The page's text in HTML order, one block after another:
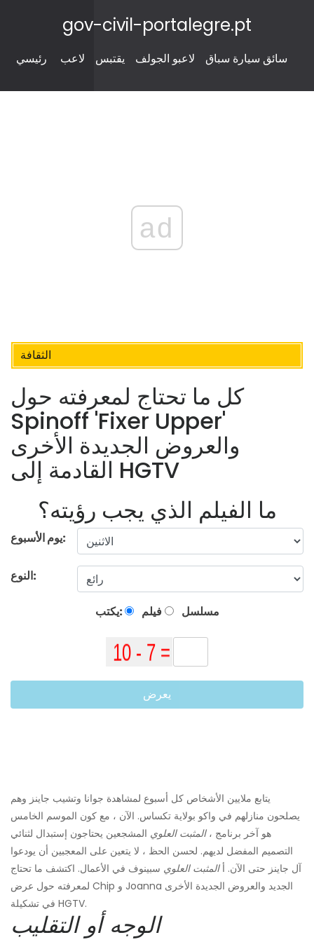
gov-civil-portalegre.pt
رئيسي لاعب يقتبس لاعبو الجولف سائق سيارة سباق
ad
الثقافة
كل ما تحتاج لمعرفته حول
Spinoff 'Fixer Upper'
والعروض الجديدة الأخرى
القادمة إلى HGTV
ما الفيلم الذي يجب رؤيته؟
يوم الأسبوع:
النوع:
يكتب: فيلم مسلسل
يعرض
يتابع ملايين الأشخاص كل أسبوع لمشاهدة جوانا وتشيب جاينز وهم
يصلحون منازلهم في واكو بولاية تكساس. الآن ، مع كون الموسم الخامس
هو آخر برنامج ،المثبت العلوي المشجعين يحتاجون إستبدال لثنائي
التصميم المفضل لديهم. لحسن الحظ ، لا يتعين على المعجبين أن يودعوا
آل جاينز حتى الآن. أالمثبت العلوي سبينوف في الأعمال. اكتشف ما تحتاج
لمعرفته حول عرض Chip و Joanna الجديد والعروض الجديدة الأخرى
في تشكيلة HGTV.
الوجه أو التقليب